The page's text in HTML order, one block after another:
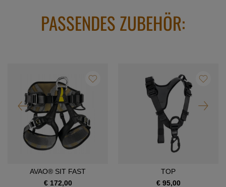
PASSENDES ZUBEHÖR:
AVAO® SIT FAST
€ 172,00
TOP
€ 95,00